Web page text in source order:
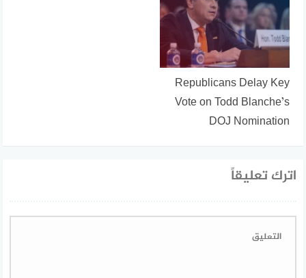
Republicans Delay Key
Vote on Todd Blanche’s
DOJ Nomination
اترك تعليقاً